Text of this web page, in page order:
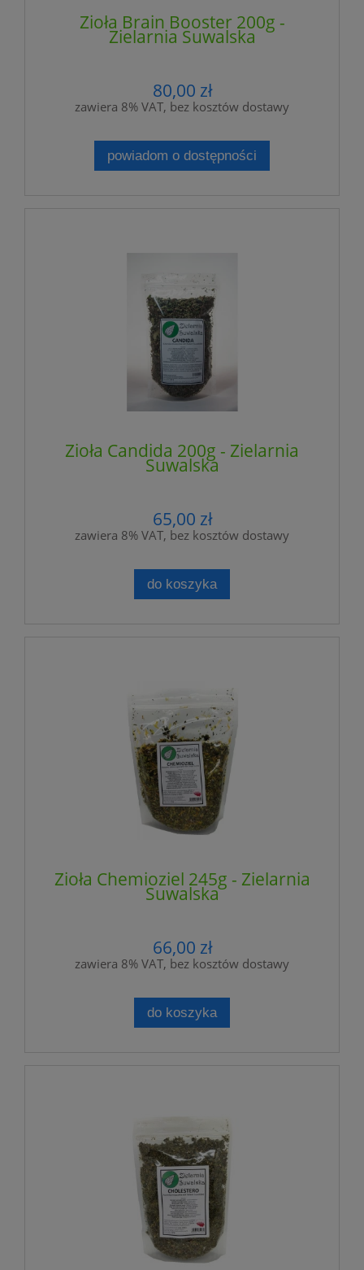
Zioła Brain Booster 200g -
Zielarnia Suwalska
80,00 zł
zawiera 8% VAT, bez kosztów dostawy
powiadom o dostępności
Zioła Candida 200g - Zielarnia
Suwalska
65,00 zł
zawiera 8% VAT, bez kosztów dostawy
do koszyka
Zioła Chemioziel 245g - Zielarnia
Suwalska
66,00 zł
zawiera 8% VAT, bez kosztów dostawy
do koszyka